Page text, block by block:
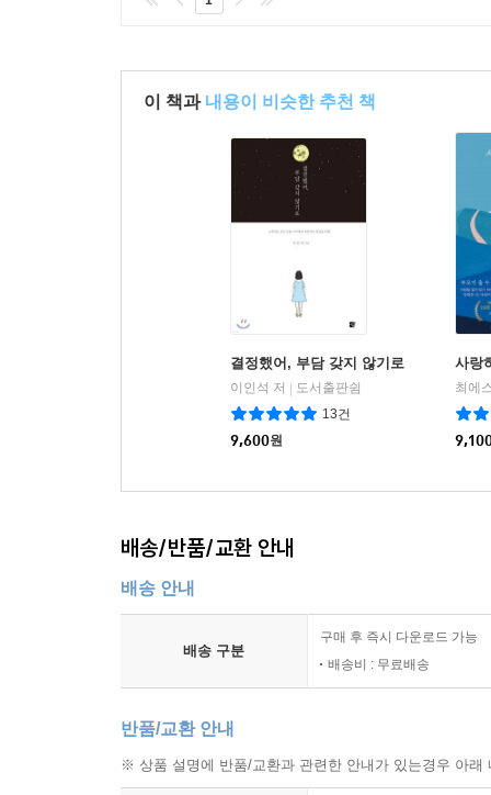
이 책과 내용이 비슷한 추천 책
결정했어, 부담 갖지 않기로
이인석 저 | 도서출판쉼
13건
9,600원
사랑
최에
배송/반품/교환 안내
배송 안내
배송 구분
구매 후 즉시 다운로드 가능
배송비 : 무료배송
반품/교환 안내
※ 상품 설명에 반품/교환과 관련한 안내가 있는경우 아